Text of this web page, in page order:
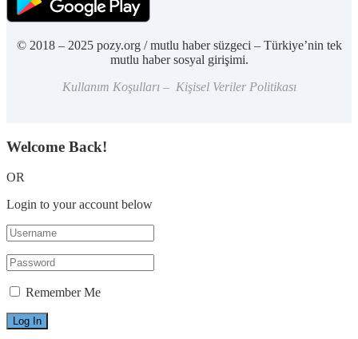
© 2018 – 2025 pozy.org / mutlu haber süzgeci – Türkiye’nin tek
mutlu haber sosyal girişimi.
Kullanım Koşulları – Kişisel Veriler Politikası
Welcome Back!
OR
Login to your account below
Remember Me